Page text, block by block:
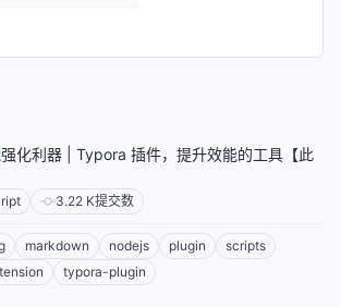
化利器 | Typora 插件，提升效能的工具【此
3.22 K提交数
markdown nodejs plugin
scripts
typora-plugin